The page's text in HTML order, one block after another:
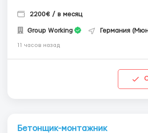
2200€ / в месяц
Group Working Германия
11 часов назад
Бетонщик-монтажник